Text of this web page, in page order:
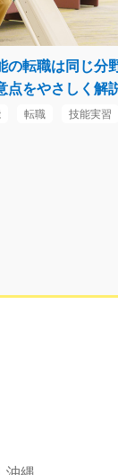
の転職は同じ分
点をやさしく解
転職 技能実習